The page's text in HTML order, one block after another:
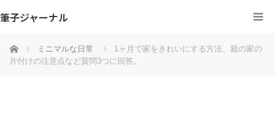
筆子ジャーナル
ホーム ミニマルな日常
1ヶ月で家をきれいにする方法、親の家の
片付けの注意点など質問3つに回答。